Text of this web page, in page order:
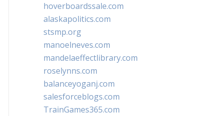
hoverboardssale.com
alaskapolitics.com
stsmp.org
manoelneves.com
mandelaeffectlibrary.com
roselynns.com
balanceyoganj.com
salesforceblogs.com
TrainGames365.com